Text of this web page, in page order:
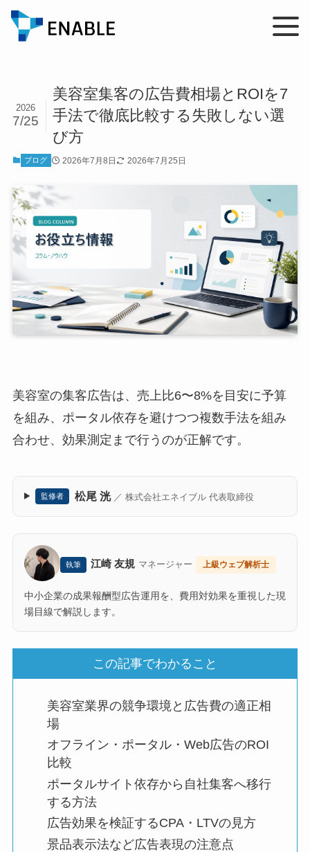
美容室集客の広告費相場とROIを7
手法で徹底比較する失敗しない選
び方
2026
7/25
ブログ 2026年7月8日 2026年7月25日
美容室の集客広告は、売上比6〜8%を目安に予算
を組み、ポータル依存を避けつつ複数手法を組み
合わせ、効果測定まで行うのが正解です。
監修者 松尾 洸／ 株式会社エネイブル 代表取締役
執筆 江崎 友規 マネージャー 上級ウェブ解析士
中小企業の成果報酬型広告運用を、費用対効果を重視した現
場目線で解説します。
この記事でわかること
美容室業界の競争環境と広告費の適正相
場
オフライン・ポータル・Web広告のROI
比較
ポータルサイト依存から自社集客へ移行
する方法
広告効果を検証するCPA・LTVの見方
景品表示法など広告表現の注意点